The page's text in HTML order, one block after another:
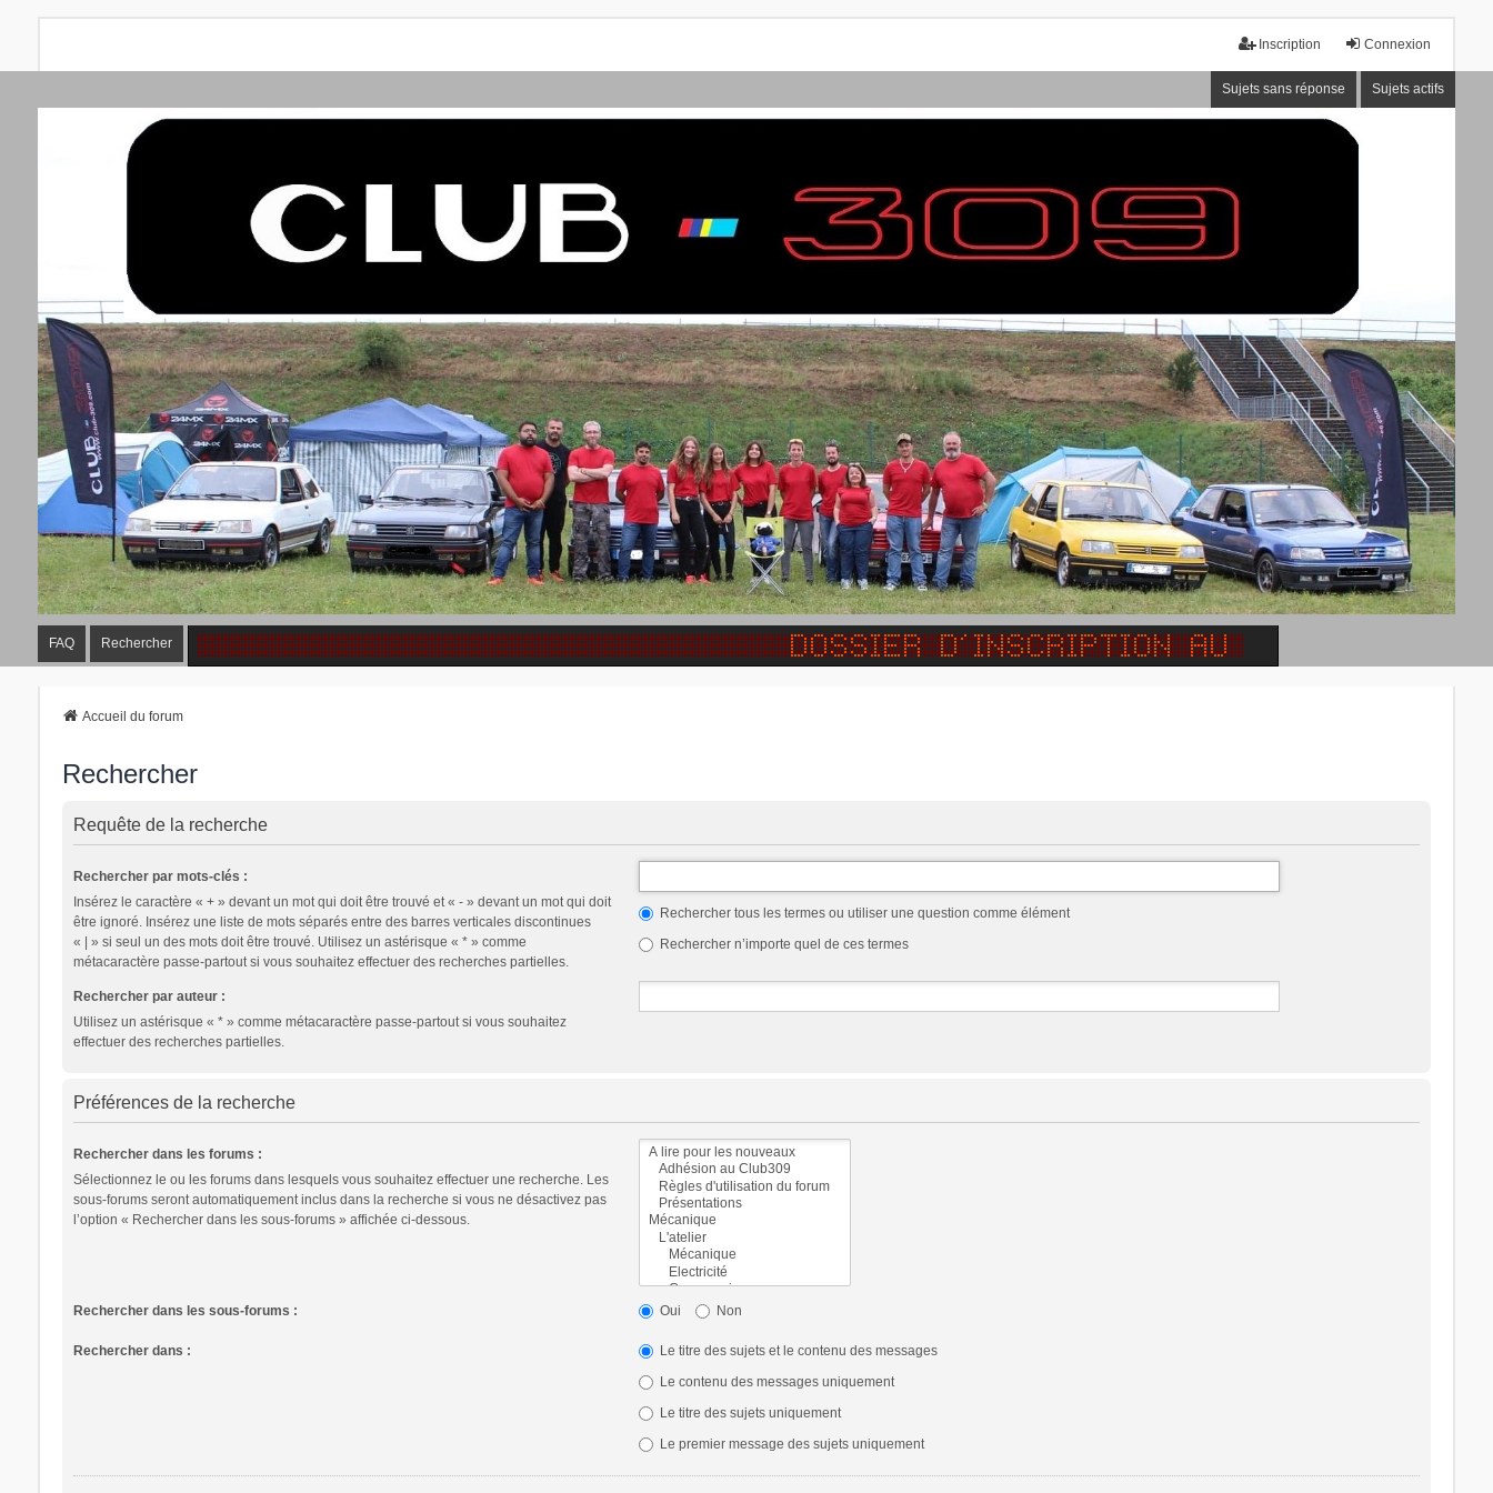
Connexion
Inscription
Sujets sans réponse Sujets actifs
FAQ Rechercher
Accueil du forum
Rechercher
Requête de la recherche
Rechercher par mots-clés :
Insérez le caractère « + » devant un mot qui doit être trouvé et « - » devant un mot qui doit
être ignoré. Insérez une liste de mots séparés entre des barres verticales discontinues
« | » si seul un des mots doit être trouvé. Utilisez un astérisque « * » comme
métacaractère passe-partout si vous souhaitez effectuer des recherches partielles.
Rechercher tous les termes ou utiliser une question comme élément
Rechercher n’importe quel de ces termes
Rechercher par auteur :
Utilisez un astérisque « * » comme métacaractère passe-partout si vous souhaitez
effectuer des recherches partielles.
Préférences de la recherche
Rechercher dans les forums :
Sélectionnez le ou les forums dans lesquels vous souhaitez effectuer une recherche. Les
sous-forums seront automatiquement inclus dans la recherche si vous ne désactivez pas
l’option « Rechercher dans les sous-forums » affichée ci-dessous.
Rechercher dans les sous-forums : Oui Non
Rechercher dans :
Le titre des sujets et le contenu des messages
Le contenu des messages uniquement
Le titre des sujets uniquement
Le premier message des sujets uniquement